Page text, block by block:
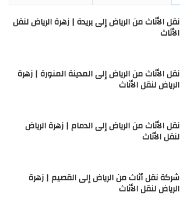
نقل الأثاث من الرياض إلى بريدة | زهرة الرياض لنقل
الأثاث
نقل الأثاث من الرياض إلى المدينة المنورة | زهرة
الرياض لنقل الأثاث
نقل الأثاث من الرياض إلى الدمام | زهرة الرياض
لنقل الأثاث
شركة نقل أثاث من الرياض إلى القصيم | زهرة
الرياض لنقل الأثاث